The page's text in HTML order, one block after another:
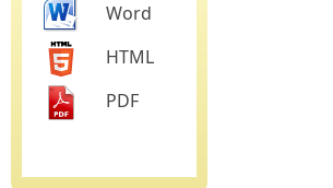
Word
HTML
PDF